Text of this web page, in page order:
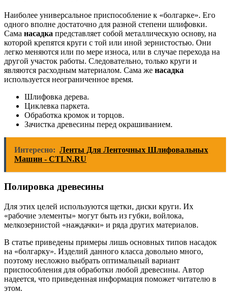
Наиболее универсальное приспособление к «болгарке». Его
одного вполне достаточно для разной степени шлифовки.
Сама насадка представляет собой металлическую основу, на
которой крепятся круги с той или иной зернистостью. Они
легко меняются или по мере износа, или в случае перехода на
другой участок работы. Следовательно, только круги и
являются расходным материалом. Сама же насадка
используется неограниченное время.
Шлифовка дерева.
Циклевка паркета.
Обработка кромок и торцов.
Зачистка древесины перед окрашиванием.
Интересно: Ленты Для Ленточных Шлифовальных
Машин - CTLN.RU
Полировка древесины
Для этих целей используются щетки, диски круги. Их
«рабочие элементы» могут быть из губки, войлока,
мелкозернистой «наждачки» и ряда других материалов.
В статье приведены примеры лишь основных типов насадок
на «болгарку». Изделий данного класса довольно много,
поэтому несложно выбрать оптимальный вариант
приспособления для обработки любой древесины. Автор
надеется, что приведенная информация поможет читателю в
этом.